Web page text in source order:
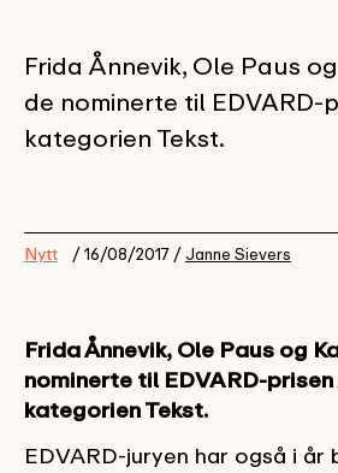
Frida Ånnevik, Ole Paus
de nominerte til EDVARD-
kategorien Tekst.
Nytt / 16/08/2017 /Janne Sievers
Frida Ånnevik, Ole Paus og
nominerte til EDVARD-prisen
kategorien Tekst.
EDVARD-juryen har også i år